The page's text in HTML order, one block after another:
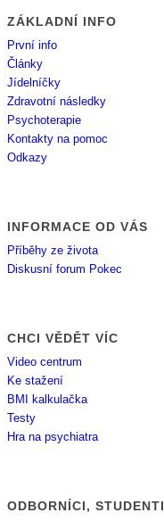
ZÁKLADNÍ INFO
První info
Články
Jídelníčky
Zdravotní následky
Psychoterapie
Kontakty na pomoc
Odkazy
INFORMACE OD VÁS
Příběhy ze života
Diskusní forum Pokec
CHCI VĚDĚT VÍC
Video centrum
Ke stažení
BMI kalkulačka
Testy
Hra na psychiatra
ODBORNÍCI, STUDENTI